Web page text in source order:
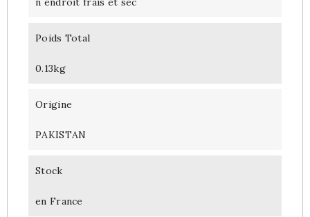
Poids Total
0.13kg
Origine
PAKISTAN
Stock
en France